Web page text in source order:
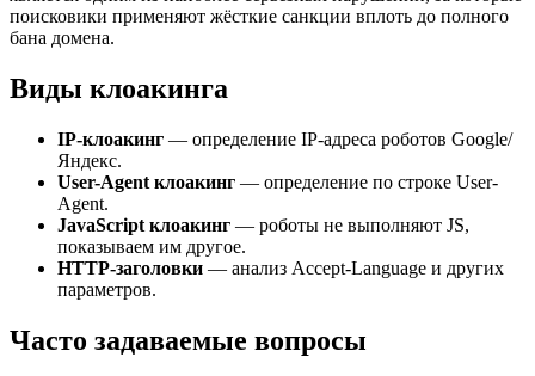
поисковики применяют жёсткие санкции вплоть до полного
бана домена.
Виды клоакинга
IP-клоакинг — определение IP-адреса роботов Google/
Яндекс.
User-Agent клоакинг — определение по строке User-
Agent.
JavaScript клоакинг — роботы не выполняют JS,
показываем им другое.
HTTP-заголовки — анализ Accept-Language и других
параметров.
Часто задаваемые вопросы